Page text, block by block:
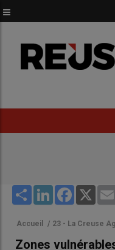
au
principal
Share LinkedInFacebook
X
Accueil / 23 - La Creuse
Zones